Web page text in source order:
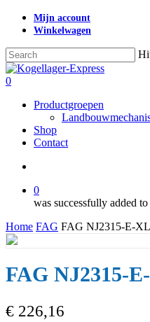
Skip
content
Mijn account
Winkelwagen
Close
Search
search
0
Productgroepen
Shop
Contact
0
was successfully added
Home FAG FAG NJ2315-E-
FAG NJ2315-
€ 226,16